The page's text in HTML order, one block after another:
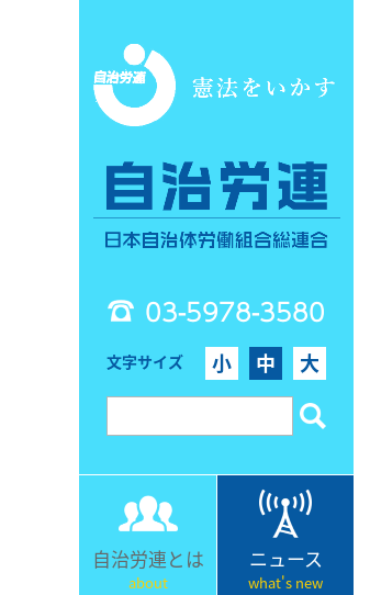
03-5978-3580
文字サイズ 小 中 大
自治労連とは
about
ニュース
what's new